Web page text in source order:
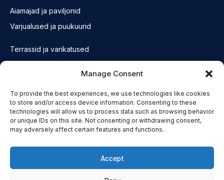
Manage Consent
To provide the best experiences, we use technologies like cookies
to store and/or access device information. Consenting to these
technologies will allow us to process data such as browsing behavior
or unique IDs on this site. Not consenting or withdrawing consent,
may adversely affect certain features and functions.
Accept
Aiamajad ja paviljonid
Varjualused ja puukuurid
Terrassid ja varikatused
Olulised lingid
Privatsuspoliitika